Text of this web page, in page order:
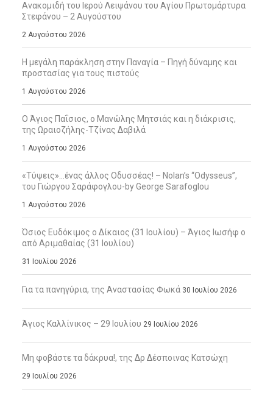
Ανακομιδή του Ιερού Λειψάνου του Αγίου Πρωτομάρτυρα
Στεφάνου – 2 Αυγούστου
2 Αυγούστου 2026
Η μεγάλη παράκληση στην Παναγία – Πηγή δύναμης και
προστασίας για τους πιστούς
1 Αυγούστου 2026
Ο Άγιος Παΐσιος, ο Μανώλης Μητσιάς και η διάκρισις,
της Ωραιοζήλης-Τζίνας Δαβιλά
1 Αυγούστου 2026
«Τύψεις»…ένας άλλος Οδυσσέας! – Nolan’s “Odysseus”,
του Γιώργου Σαράφογλου-by George Sarafoglou
1 Αυγούστου 2026
Όσιος Ευδόκιμος ο Δίκαιος (31 Ιουλίου) – Άγιος Ιωσήφ ο
από Αριμαθαίας (31 Ιουλίου)
31 Ιουλίου 2026
Για τα πανηγύρια, της Αναστασίας Φωκά 30 Ιουλίου 2026
Άγιος Καλλίνικος – 29 Ιουλίου 29 Ιουλίου 2026
Μη φοβάστε τα δάκρυα!, της Δρ Δέσποινας Κατσώχη
29 Ιουλίου 2026